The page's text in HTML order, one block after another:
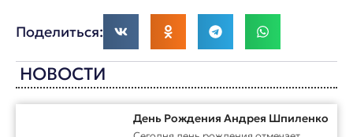
Поделиться:
НОВОСТИ
День Рождения Андрея Шпиленко